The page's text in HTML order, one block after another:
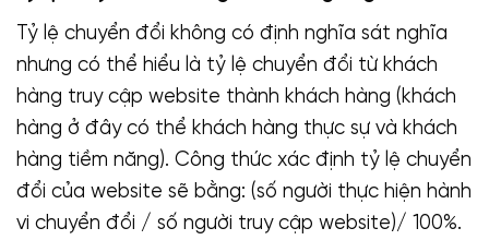
Tỷ lệ chuyển đổi không có định nghĩa sát nghĩa
nhưng có thể hiểu là tỷ lệ chuyển đổi từ khách
hàng truy cập website thành khách hàng (khách
hàng ở đây có thể khách hàng thực sự và khách
hàng tiềm năng). Công thức xác định tỷ lệ chuyển
đổi của website sẽ bằng: (số người thực hiện hành
vi chuyển đổi / số người truy cập website)/ 100%.